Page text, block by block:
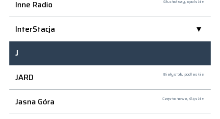
Inne Radio Głuchołazy, opolskie
InterStacja
J
JARD
Białystok, podlaskie
Jasna Góra Częstochowa, śląskie